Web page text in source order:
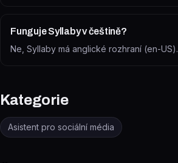
Funguje Syllaby v češtině?
Ne, Syllaby má anglické rozhraní (en-US).
Kategorie
Asistent pro sociální média